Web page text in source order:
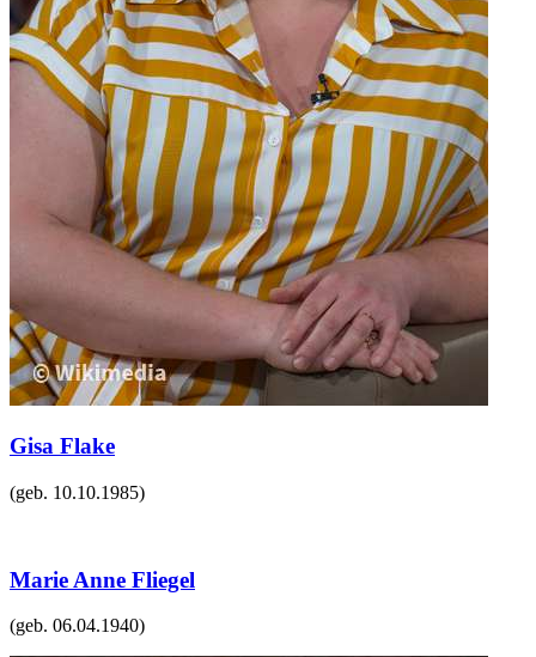
Gisa Flake
(geb. 10.10.1985)
Marie Anne Fliegel
(geb. 06.04.1940)